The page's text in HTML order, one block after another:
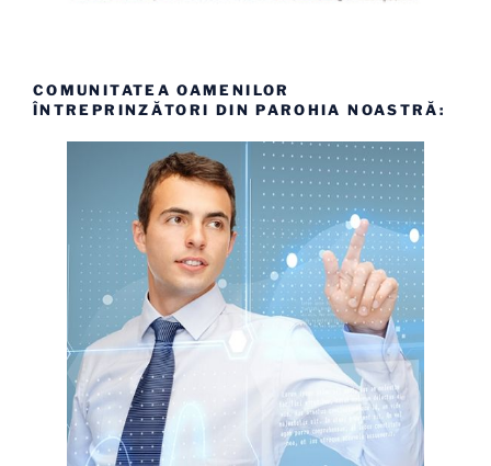
COMUNITATEA OAMENILOR
ÎNTREPRINZĂTORI DIN PAROHIA NOASTRĂ: